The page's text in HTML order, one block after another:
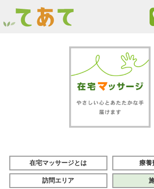
在宅マッサージとは 療養
訪問エリア